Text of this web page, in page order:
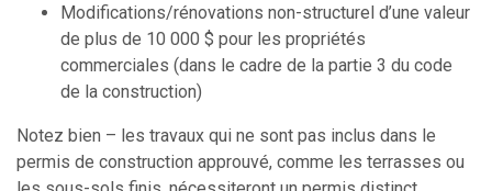
Modifications/rénovations non-structurel d’une valeur
de plus de 10 000 $ pour les propriétés
commerciales (dans le cadre de la partie 3 du code
de la construction)
Notez bien – les travaux qui ne sont pas inclus dans le
permis de construction approuvé, comme les terrasses ou